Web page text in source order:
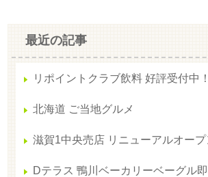
最近の記事
リポイントクラブ飲料 好評受付中！
北海道 ご当地グルメ
滋賀1中央売店 リニューアルオープ
Dテラス 鴨川ベーカリーベーグル